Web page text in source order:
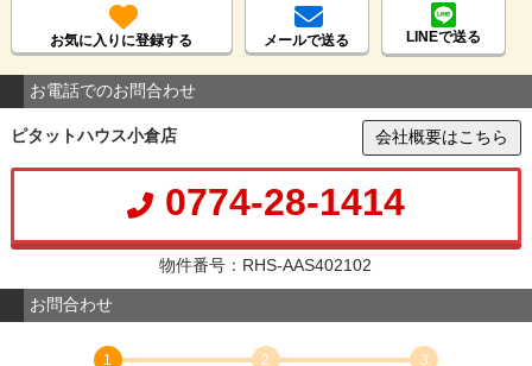
お気に入りに登録する メールで送る LINEで送る
お電話でのお問合わせ
ピタットハウス小倉店 会社概要はこちら
0774-28-1414
物件番号：RHS-AAS402102
お問合わせ
1
2
3